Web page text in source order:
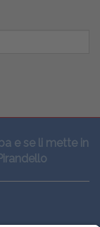
e se li mette in